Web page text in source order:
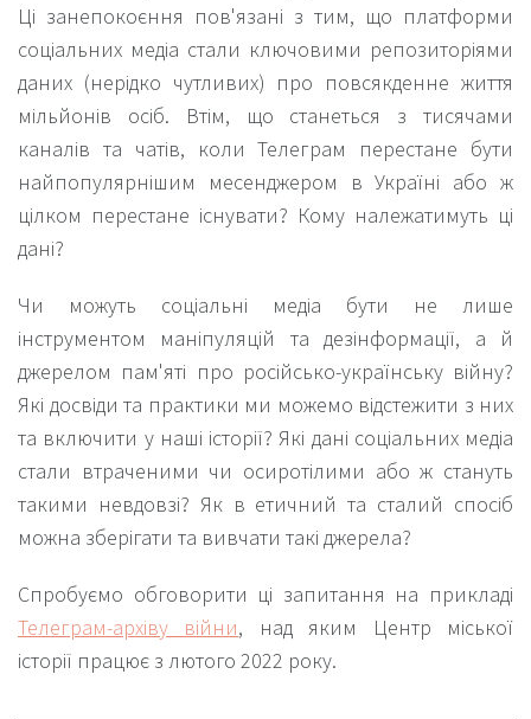
Ці занепокоєння пов'язані з тим, що платформи
соціальних медіа стали ключовими репозиторіями
даних (нерідко чутливих) про повсякденне життя
мільйонів осіб. Втім, що станеться з тисячами
каналів та чатів, коли Телеграм перестане бути
найпопулярнішим месенджером в Україні або ж
цілком перестане існувати? Кому належатимуть ці
дані?
Чи можуть соціальні медіа бути не лише
інструментом маніпуляцій та дезінформації, а й
джерелом пам'яті про російсько-українську війну?
Які досвіди та практики ми можемо відстежити з них
та включити у наші історії? Які дані соціальних медіа
стали втраченими чи осиротілими або ж стануть
такими невдовзі? Як в етичний та сталий спосіб
можна зберігати та вивчати такі джерела?
Спробуємо обговорити ці запитання на прикладі
Телеграм-архіву війни, над яким Центр міської
історії працює з лютого 2022 року.